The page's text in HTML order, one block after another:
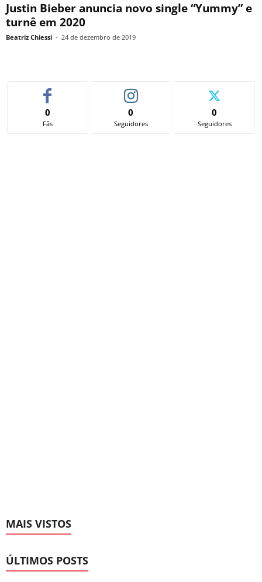
Justin Bieber anuncia novo single “Yummy” e
turnê em 2020
Beatriz Chiessi - 24 de dezembro de 2019
0
Fãs
0
Seguidores
0
Seguidores
MAIS VISTOS
ÚLTIMOS POSTS